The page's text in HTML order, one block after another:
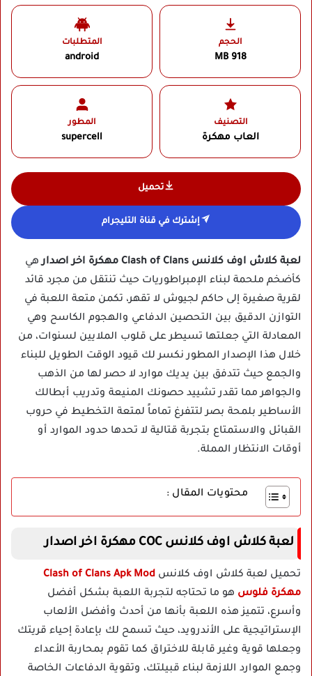
الحجم
918 MB
المتطلبات
android
التصنيف
العاب مهكرة
المطور
supercell
تحميل
إشترك في قناة التليجرام
لعبة كلاش اوف كلانس Clash of Clans مهكرة اخر اصدار
هي
كأضخم ملحمة لبناء الإمبراطوريات حيث تنتقل من مجرد قائد
لقرية صغيرة إلى حاكم لجيوش لا تقهر، تكمن متعة اللعبة في
التوازن الدقيق بين التحصين الدفاعي والهجوم الكاسح وهي
المعادلة التي جعلتها تسيطر على قلوب الملايين لسنوات، من
خلال هذا الإصدار المطور نكسر لك قيود الوقت الطويل للبناء
والجمع حيث تتدفق بين يديك موارد لا حصر لها من الذهب
والجواهر مما تقدر تشييد حصونك المنيعة وتدريب أبطالك
الأساطير بلمحة بصر لتتفرغ تماماً لمتعة التخطيط في حروب
القبائل والاستمتاع بتجربة قتالية لا تحدها حدود الموارد أو
أوقات الانتظار المملة.
محتويات المقال :
لعبة كلاش اوف كلانس COC مهكرة اخر اصدار
تحميل لعبة كلاش اوف كلانس Clash of Clans Apk Mod
مهكرة فلوس هو ما تحتاجه لتجربة اللعبة بشكل أفضل
وأسرع، تتميز هذه اللعبة بأنها من أحدث وأفضل الألعاب
الإستراتيجية على الأندرويد، حيث تسمح لك بإعادة إحياء قريتك
وجعلها قوية وغير قابلة للاختراق كما تقوم بمحاربة الأعداء
وجمع الموارد اللازمة لبناء قبيلتك، وتقوية الدفاعات الخاصة